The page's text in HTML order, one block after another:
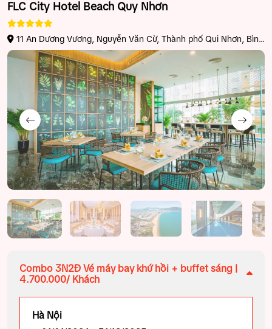
FLC City Hotel Beach Quy Nhơn
11 An Dương Vương, Nguyễn Văn Cừ, Thành phố Qui Nhơn, Bình
Định, Việt Nam
Combo 3N2Đ Vé máy bay khứ hồi + buffet sáng |
4.700.000/ Khách
Hà Nội